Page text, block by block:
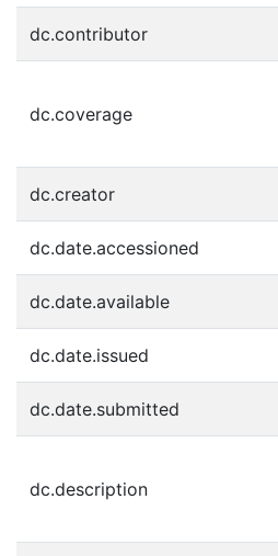
dc.contributor
dc.coverage
dc.creator
dc.date.accessioned
dc.date.available
dc.date.issued
dc.date.submitted
dc.description